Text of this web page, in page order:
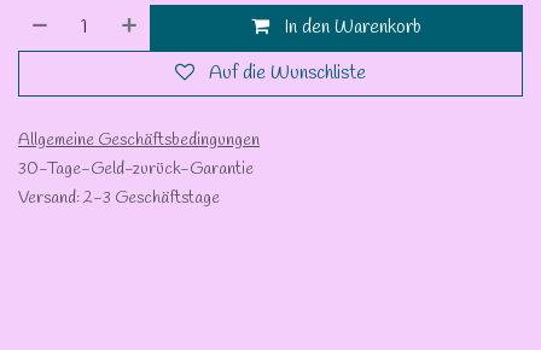
In den Warenkorb
Auf die Wunschliste
Allgemeine Geschäftsbedingungen
30-Tage-Geld-zurück-Garantie
Versand: 2-3 Geschäftstage